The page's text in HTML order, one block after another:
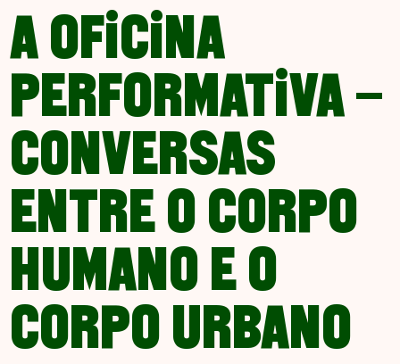
A OFICINA
PERFORMATIVA –
CONVERSAS
ENTRE O CORPO
HUMANO E O
CORPO URBANO